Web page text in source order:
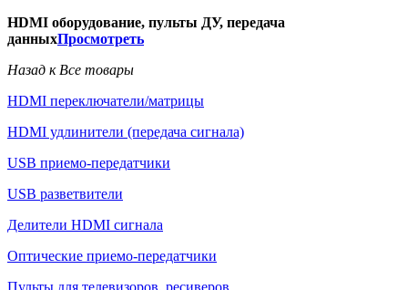
HDMI оборудование, пульты ДУ, передача
данныхПросмотреть
Назад к Все товары
HDMI переключатели/матрицы
HDMI удлинители (передача сигнала)
USB приемо-передатчики
USB разветвители
Делители HDMI сигнала
Оптические приемо-передатчики
Пульты для телевизоров, ресиверов